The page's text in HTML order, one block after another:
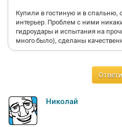
Купили в гостиную и в спальню,
интерьер. Проблем с ними
гидроудары и испытания на
много было), сделаны
Николай